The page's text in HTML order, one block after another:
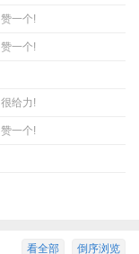
赞一个!
赞一个!
很给力!
赞一个!
倒序浏览
看全部